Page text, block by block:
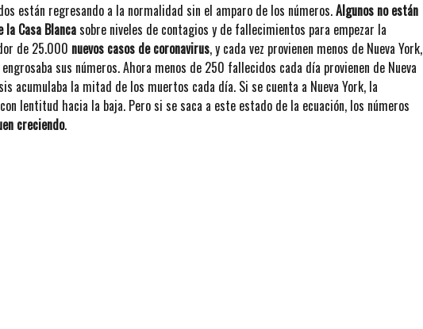
están regresando a la normalidad sin el amparo de los números.Algunos no están
Casa Blancasobre niveles de contagios y de fallecimientos para empezar la
de 25.000 nuevos casos de coronavirus, y cada vez provienen menos de Nueva York,
sus números. Ahora menos de 250 fallecidos cada día provienen de Nueva
acumulaba la mitad de los muertos cada día. Si se cuenta a Nueva York, la
lentitud hacia la baja. Pero si se saca a este estado de la ecuación, los números
creciendo.